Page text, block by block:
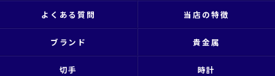
よくある質問 当店の特徴
ブランド 貴金属
切手 時計